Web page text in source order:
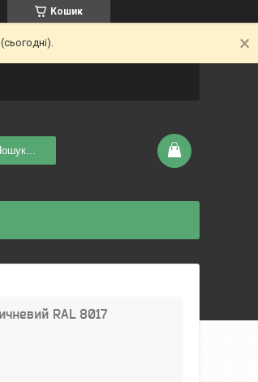
Кошик
RAL 8017